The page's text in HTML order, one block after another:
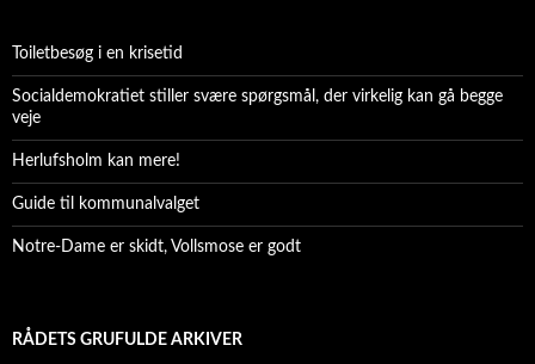
Toiletbesøg i en krisetid
Socialdemokratiet stiller svære spørgsmål, der virkelig kan gå begge
veje
Herlufsholm kan mere!
Guide til kommunalvalget
Notre-Dame er skidt, Vollsmose er godt
RÅDETS GRUFULDE ARKIVER